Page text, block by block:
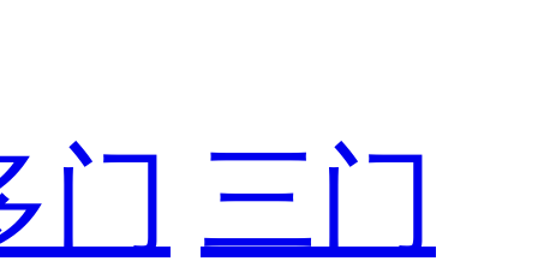
门 三门